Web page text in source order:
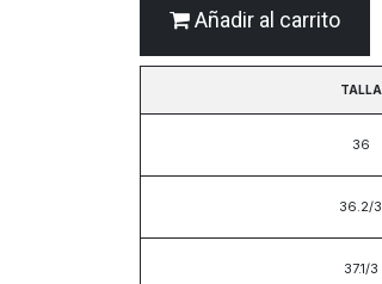
Añadir al carrito
TALLA
36
36.2/3
37.1/3